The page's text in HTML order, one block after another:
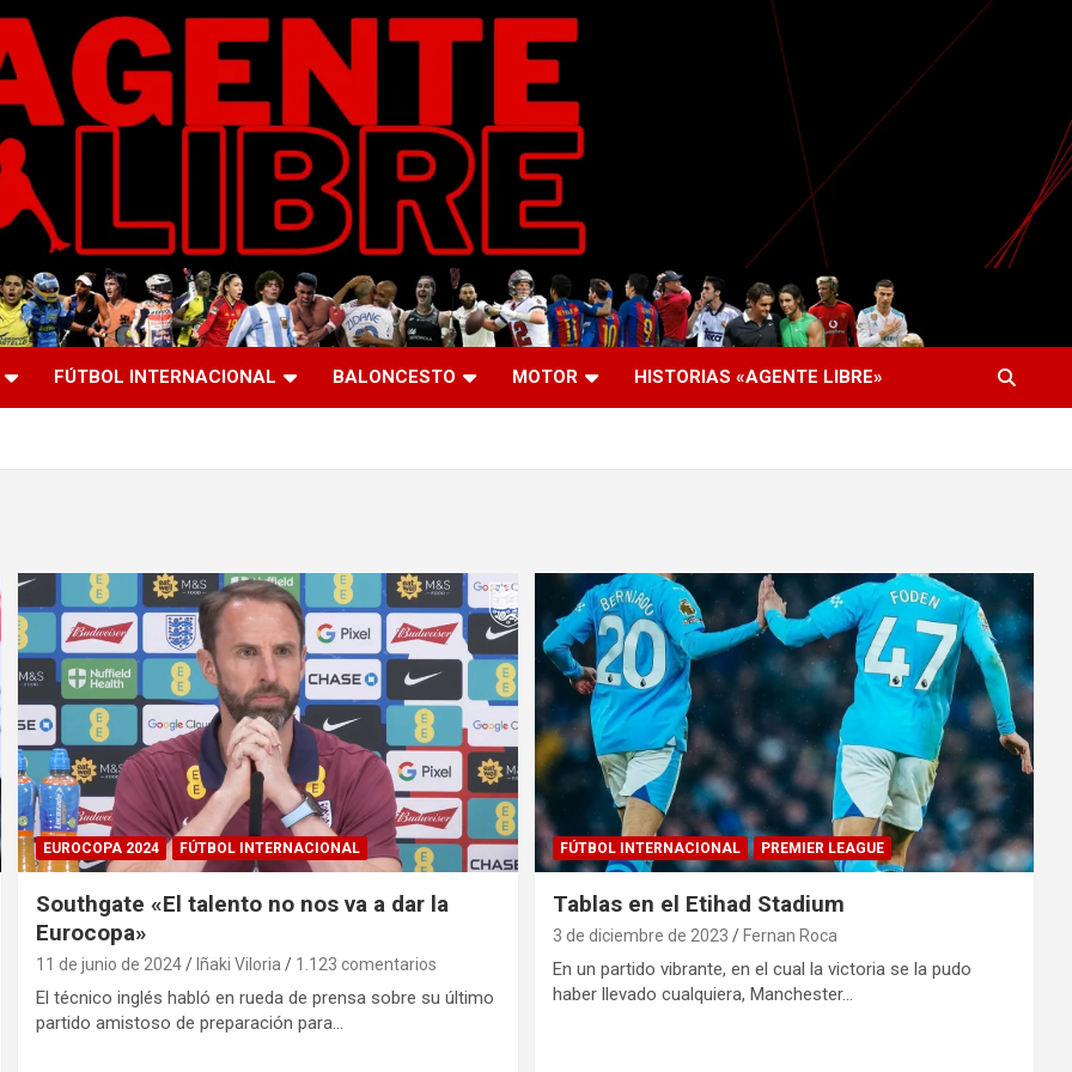
FÚTBOL INTERNACIONAL BALONCESTO MOTOR HISTORIAS «AGENTE LIBRE»
EUROCOPA 2024 FÚTBOL INTERNACIONAL
Southgate «El talento no nos va a dar la
Eurocopa»
11 de junio de 2024 Iñaki Viloria 1.123 comentarios
El técnico inglés habló en rueda de prensa sobre su último
partido amistoso de preparación para…
FÚTBOL INTERNACIONAL PREMIER LEAGUE
Tablas en el Etihad Stadium
3 de diciembre de 2023 Fernan Roca
En un partido vibrante, en el cual la victoria se la pudo
haber llevado cualquiera, Manchester…